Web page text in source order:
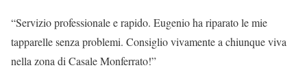
“Servizio professionale e rapido. Eugenio ha riparato le mie
tapparelle senza problemi. Consiglio vivamente a chiunque viva
nella zona di Casale Monferrato!”